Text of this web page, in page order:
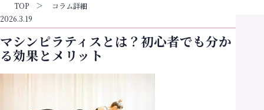
体験の流れ
TOP
コラム詳細
2026.3.19
マシンピラティスとは？初心者でも分か
る効果とメリット